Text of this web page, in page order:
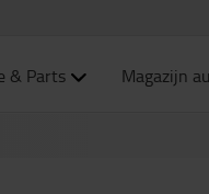
& Parts Magazijn